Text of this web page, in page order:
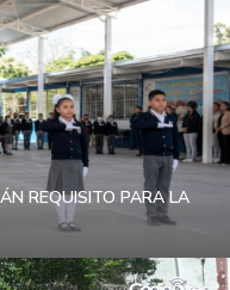
REQUISITO PARA LA